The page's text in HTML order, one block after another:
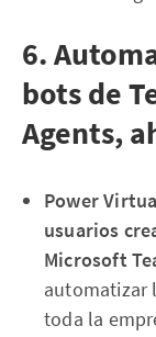
6.
bots de
Agents,
Power
usuarios
Microsoft
automatizar
toda la